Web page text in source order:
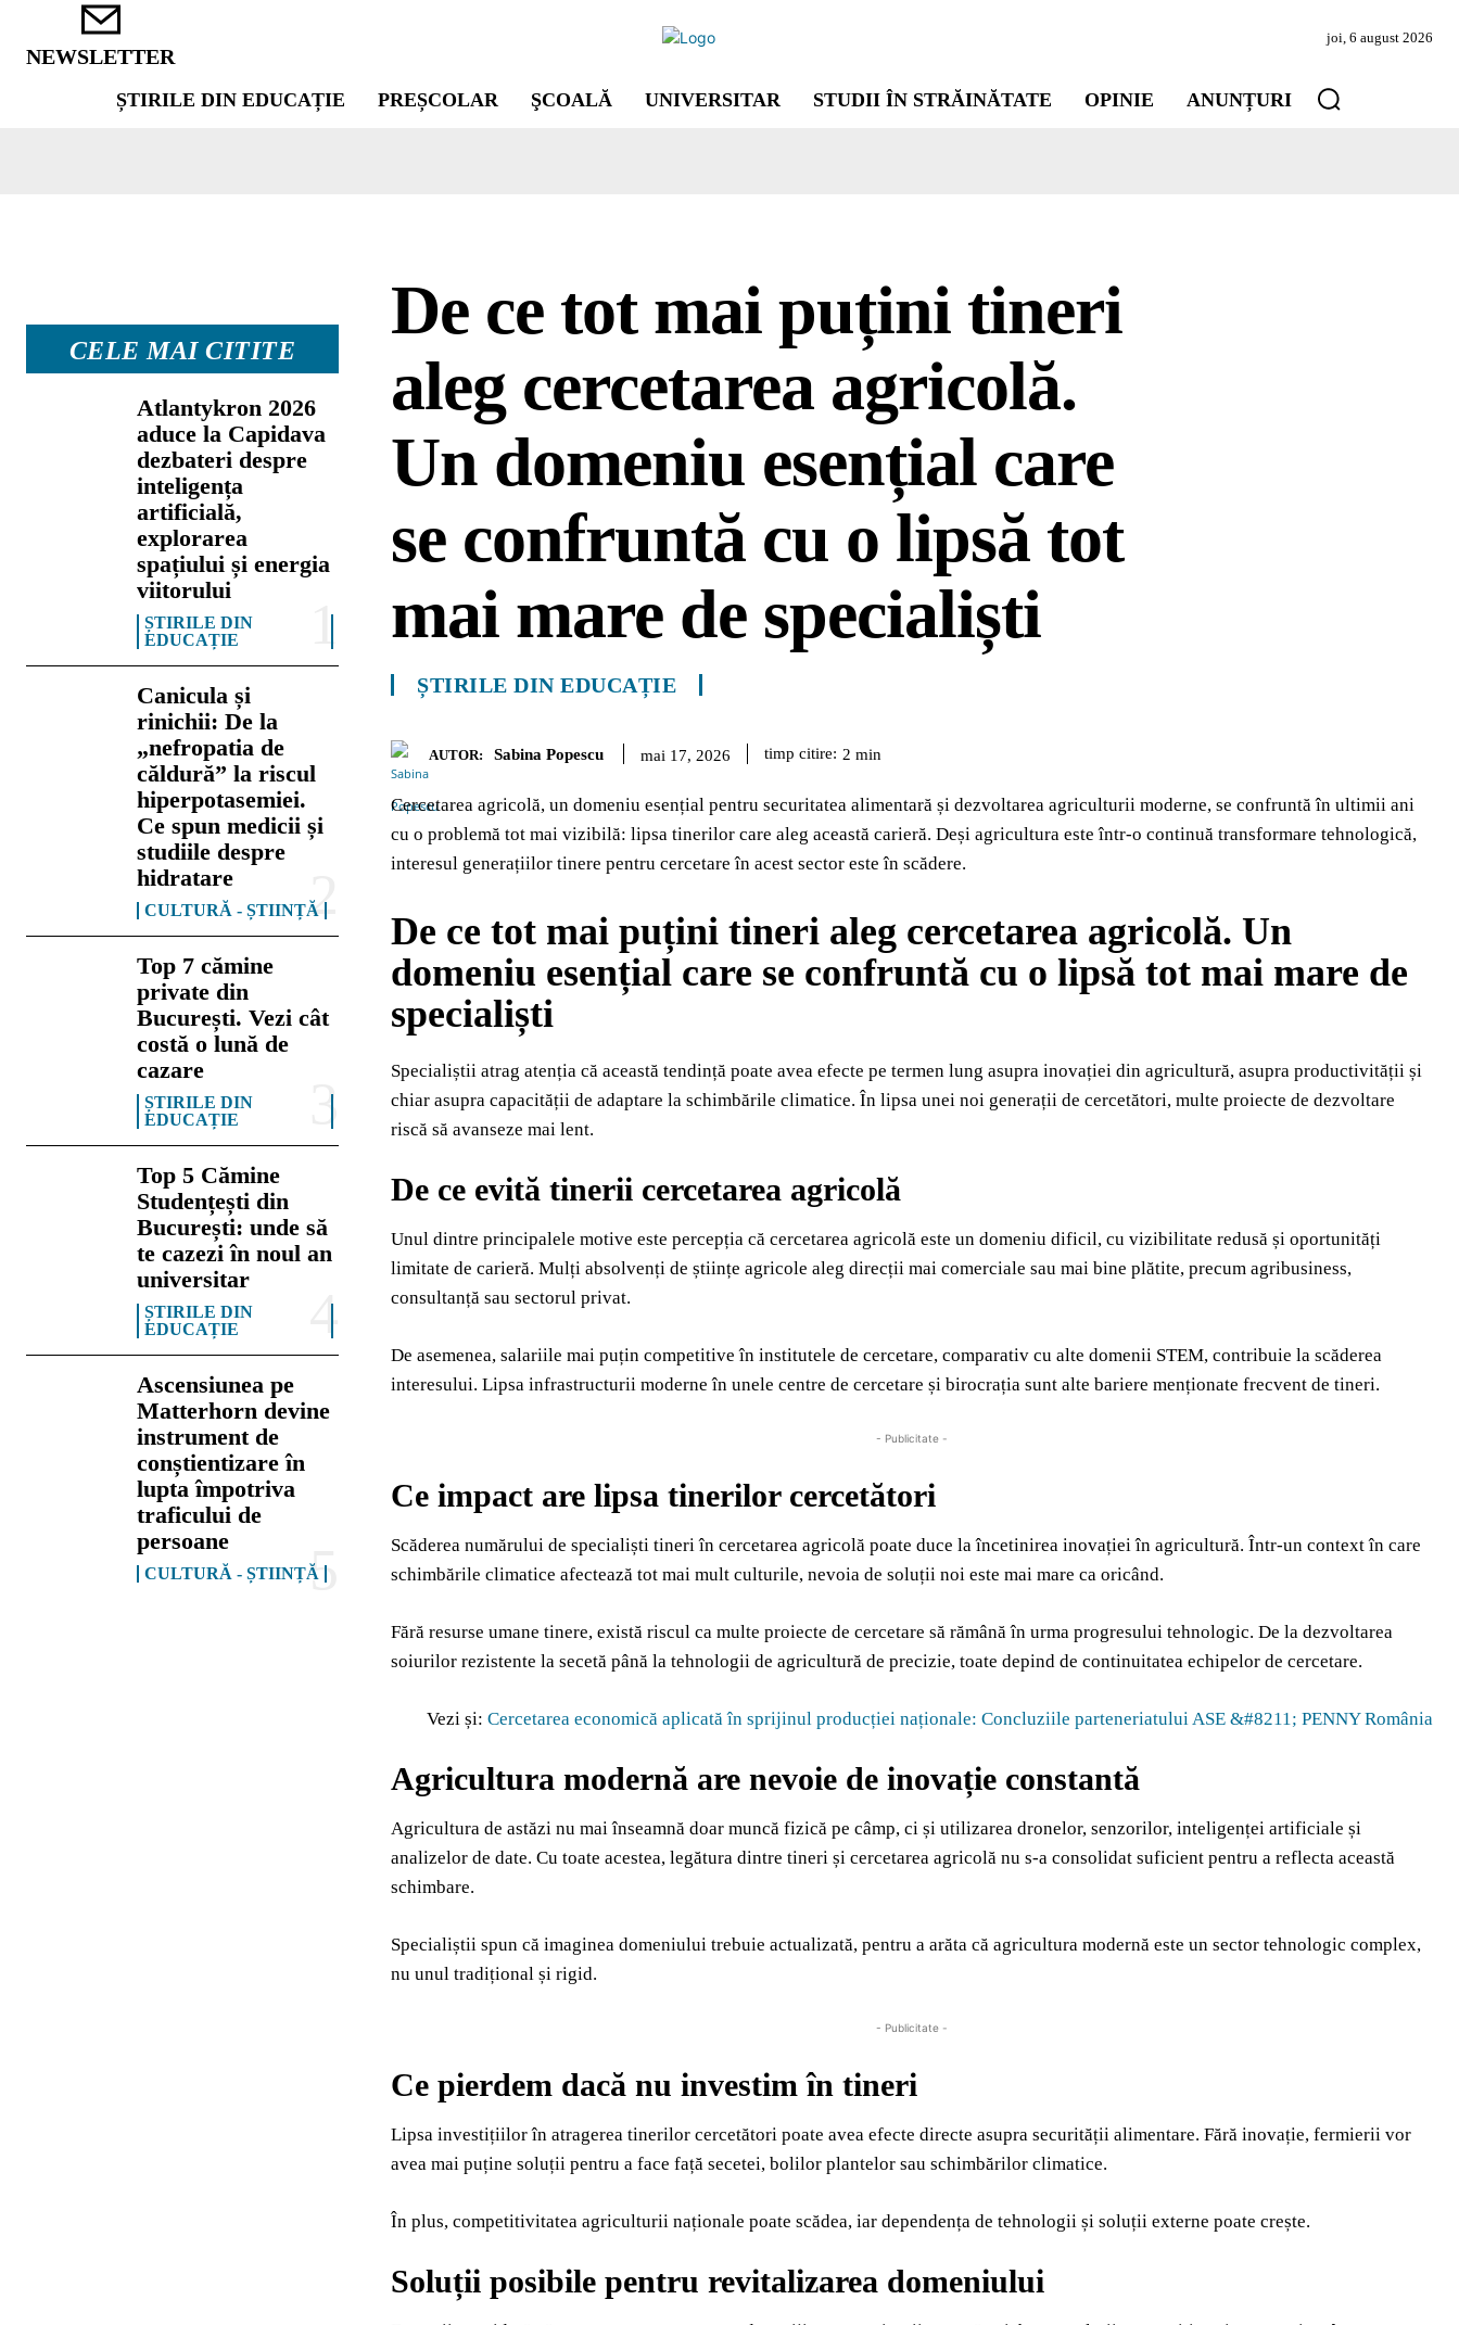
NEWSLETTER
joi, 6 august 2026
ȘTIRILE DIN EDUCAȚIE PREȘCOLAR ŞCOALĂ UNIVERSITAR STUDII ÎN STRĂINĂTATE OPINIE ANUNȚURI
CELE MAI CITITE
Atlantykron 2026
aduce la Capidava
dezbateri despre
inteligența
artificială,
explorarea
spațiului și energia
viitorului
ȘTIRILE DIN
EDUCAȚIE
Canicula și
rinichii: De la
„nefropatia de
căldură” la riscul
hiperpotasemiei.
Ce spun medicii și
studiile despre
hidratare
CULTURĂ - ȘTIINȚĂ
Top 7 cămine
private din
București. Vezi cât
costă o lună de
cazare
ȘTIRILE DIN
EDUCAȚIE
Top 5 Cămine
Studențești din
București: unde să
te cazezi în noul an
universitar
ȘTIRILE DIN
EDUCAȚIE
Ascensiunea pe
Matterhorn devine
instrument de
conștientizare în
lupta împotriva
traficului de
persoane
CULTURĂ - ȘTIINȚĂ
De ce tot mai puțini tineri
aleg cercetarea agricolă.
Un domeniu esențial care
se confruntă cu o lipsă tot
mai mare de specialiști
ȘTIRILE DIN EDUCAȚIE
AUTOR: Sabina Popescu mai 17, 2026 timp citire: 2 min
Cercetarea agricolă, un domeniu esențial pentru securitatea alimentară și dezvoltarea agriculturii moderne, se confruntă în ultimii ani
cu o problemă tot mai vizibilă: lipsa tinerilor care aleg această carieră. Deși agricultura este într-o continuă transformare tehnologică,
interesul generațiilor tinere pentru cercetare în acest sector este în scădere.
De ce tot mai puțini tineri aleg cercetarea agricolă. Un
domeniu esențial care se confruntă cu o lipsă tot mai mare de
specialiști
Specialiștii atrag atenția că această tendință poate avea efecte pe termen lung asupra inovației din agricultură, asupra productivității și
chiar asupra capacității de adaptare la schimbările climatice. În lipsa unei noi generații de cercetători, multe proiecte de dezvoltare
riscă să avanseze mai lent.
De ce evită tinerii cercetarea agricolă
Unul dintre principalele motive este percepția că cercetarea agricolă este un domeniu dificil, cu vizibilitate redusă și oportunități
limitate de carieră. Mulți absolvenți de științe agricole aleg direcții mai comerciale sau mai bine plătite, precum agribusiness,
consultanță sau sectorul privat.
De asemenea, salariile mai puțin competitive în institutele de cercetare, comparativ cu alte domenii STEM, contribuie la scăderea
interesului. Lipsa infrastructurii moderne în unele centre de cercetare și birocrația sunt alte bariere menționate frecvent de tineri.
- Publicitate -
Ce impact are lipsa tinerilor cercetători
Scăderea numărului de specialiști tineri în cercetarea agricolă poate duce la încetinirea inovației în agricultură. Într-un context în care
schimbările climatice afectează tot mai mult culturile, nevoia de soluții noi este mai mare ca oricând.
Fără resurse umane tinere, există riscul ca multe proiecte de cercetare să rămână în urma progresului tehnologic. De la dezvoltarea
soiurilor rezistente la secetă până la tehnologii de agricultură de precizie, toate depind de continuitatea echipelor de cercetare.
Vezi și: Cercetarea economică aplicată în sprijinul producției naționale: Concluziile parteneriatului ASE &#8211; PENNY România
Agricultura modernă are nevoie de inovație constantă
Agricultura de astăzi nu mai înseamnă doar muncă fizică pe câmp, ci și utilizarea dronelor, senzorilor, inteligenței artificiale și
analizelor de date. Cu toate acestea, legătura dintre tineri și cercetarea agricolă nu s-a consolidat suficient pentru a reflecta această
schimbare.
Specialiștii spun că imaginea domeniului trebuie actualizată, pentru a arăta că agricultura modernă este un sector tehnologic complex,
nu unul tradițional și rigid.
- Publicitate -
Ce pierdem dacă nu investim în tineri
Lipsa investițiilor în atragerea tinerilor cercetători poate avea efecte directe asupra securității alimentare. Fără inovație, fermierii vor
avea mai puține soluții pentru a face față secetei, bolilor plantelor sau schimbărilor climatice.
În plus, competitivitatea agriculturii naționale poate scădea, iar dependența de tehnologii și soluții externe poate crește.
Soluții posibile pentru revitalizarea domeniului